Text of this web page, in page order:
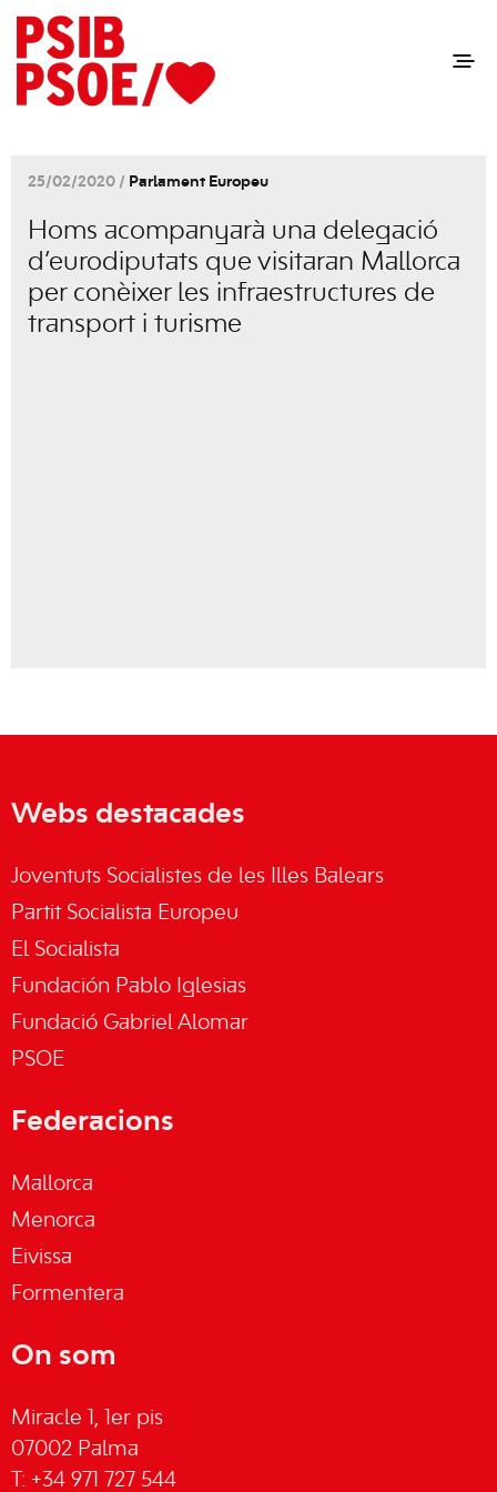
25/02/2020 / Parlament Europeu
Homs acompanyarà una delegació
d’eurodiputats que visitaran Mallorca
per conèixer les infraestructures de
transport i turisme
Webs destacades
Joventuts Socialistes de les Illes Balears
Partit Socialista Europeu
El Socialista
Fundación Pablo Iglesias
Fundació Gabriel Alomar
PSOE
Federacions
Mallorca
Menorca
Eivissa
Formentera
On som
Miracle 1, 1er pis
07002 Palma
T: +34 971 727 544